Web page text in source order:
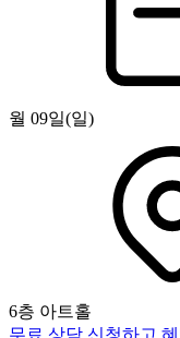
월 09일(일)
6층 아트홀
무료 상담 신청하고 혜